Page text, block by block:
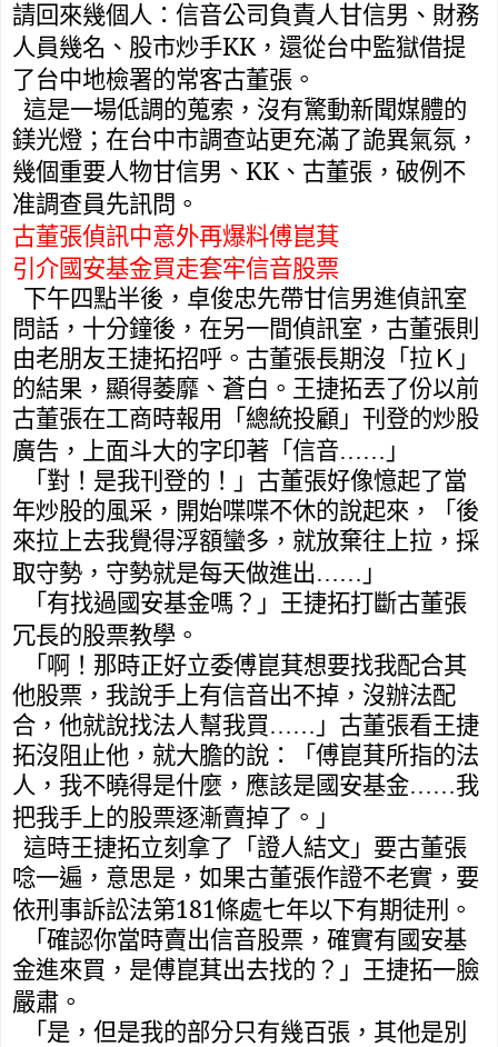
請回來幾個人：信音公司負責人甘信男、財務
人員幾名、股市炒手KK ，還從台中監獄借提
了台中地檢署的常客古董張。
這是一場低調的蒐索，沒有驚動新聞媒體的
鎂光燈；在台中市調查站更充滿了詭異氣氛，
幾個重要人物甘信男、 KK 、古董張，破例不
准調查員先訊問。
古董張偵訊中意外再爆料傅崑萁
引介國安基金買走套牢信音股票
下午四點半後，卓俊忠先帶甘信男進偵訊室
問話，十分鐘後，在另一間偵訊室， 古董張則
由老朋友王捷拓招呼。古董張長期沒「拉Ｋ」
的結果，顯得萎靡、蒼白。王捷拓丟了份以前
古董張在工商時報用「總統投顧」刊登的炒股
廣告，上面斗大的字印著「信音……」
「對！是我刊登的！」 古董張好像憶起了當
年炒股的風采，開始喋喋不休的說起來，
「後
來拉上去我覺得浮額蠻多，就放棄往上拉，採
取守勢，守勢就是每天做進出……」
「有找過國安基金嗎？」王捷拓打斷古董張
冗長的股票教學。
「啊！那時正好立委傅崑萁想要找我配合其
他股票，我說手上有信音出不掉，沒辦法配
合，他就說找法人幫我買……」古董張看王捷
拓沒阻止他，就大膽的說：「傅崑萁所指的法
人，我不曉得是什麼，應該是國安基金……我
把我手上的股票逐漸賣掉了。」
這時王捷拓立刻拿了「證人結文」要古董張
唸一遍，意思是，如果古董張作證不老實，要
依刑事訴訟法第181條處七年以下有期徒刑。
「確認你當時賣出信音股票，確實有國安基
金進來買，是傅崑萁出去找的？」王捷拓一臉
嚴肅。
「是，但是我的部分只有幾百張，其他是別